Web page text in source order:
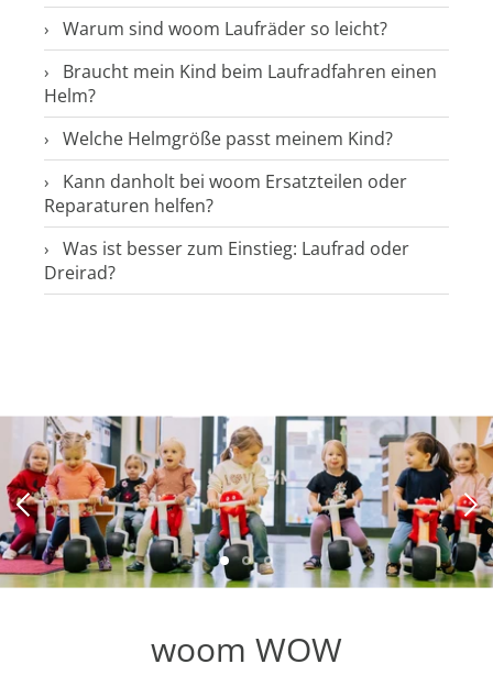
Warum sind woom Laufräder so leicht?
Braucht mein Kind beim Laufradfahren einen
Helm?
Welche Helmgröße passt meinem Kind?
Kann danholt bei woom Ersatzteilen oder
Reparaturen helfen?
Was ist besser zum Einstieg: Laufrad oder
Dreirad?
woom WOW